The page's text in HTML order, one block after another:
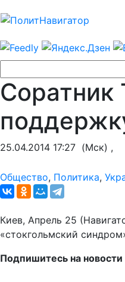
Соратник
25.04.2014 17:27 (Мск) ,
Общество, Политика,
Киев, Апрель 25
«стокгольмский
Подпишитесь на новости